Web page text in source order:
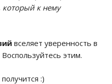
который к нему
вселяет уверенность в
этим.
:)